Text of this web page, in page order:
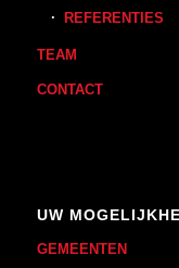
REFERENTIES
TEAM
CONTACT
UW
GEMEENTEN